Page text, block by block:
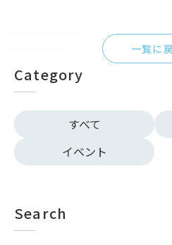
Category
すべて
イベント
Search
一覧に